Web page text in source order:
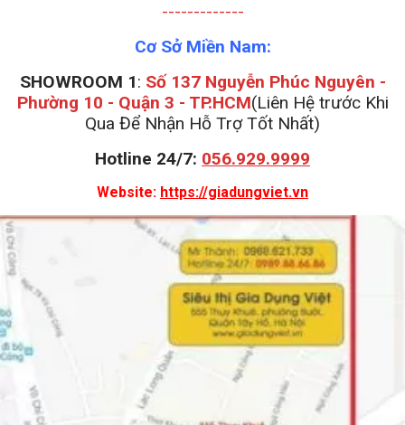
-------------
Cơ Sở Miền Nam:
SHOWROOM 1: Số 137 Nguyễn Phúc Nguyên -
Phường 10 - Quận 3 - TP.HCM(Liên Hệ trước Khi
Qua Để Nhận Hỗ Trợ Tốt Nhất)
Hotline 24/7: 056.929.9999
Website: https://giadungviet.vn